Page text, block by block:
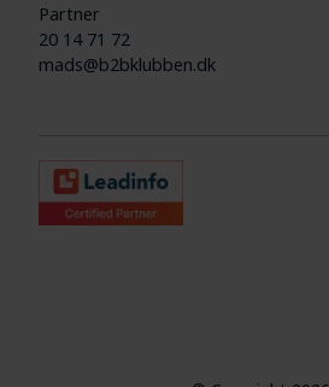
Partner
20 14 71 72
mads@b2bklubben.dk